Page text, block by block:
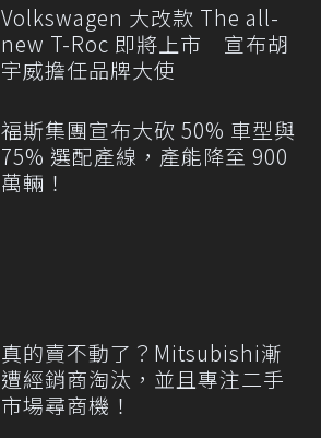
Volkswagen 大改款 The all-
new T-Roc 即將上市 宣布胡
宇威擔任品牌大使
福斯集團宣布大砍 50% 車型與
75% 選配產線，產能降至 900
萬輛！
真的賣不動了？Mitsubishi漸
遭經銷商淘汰，並且專注二手
市場尋商機！